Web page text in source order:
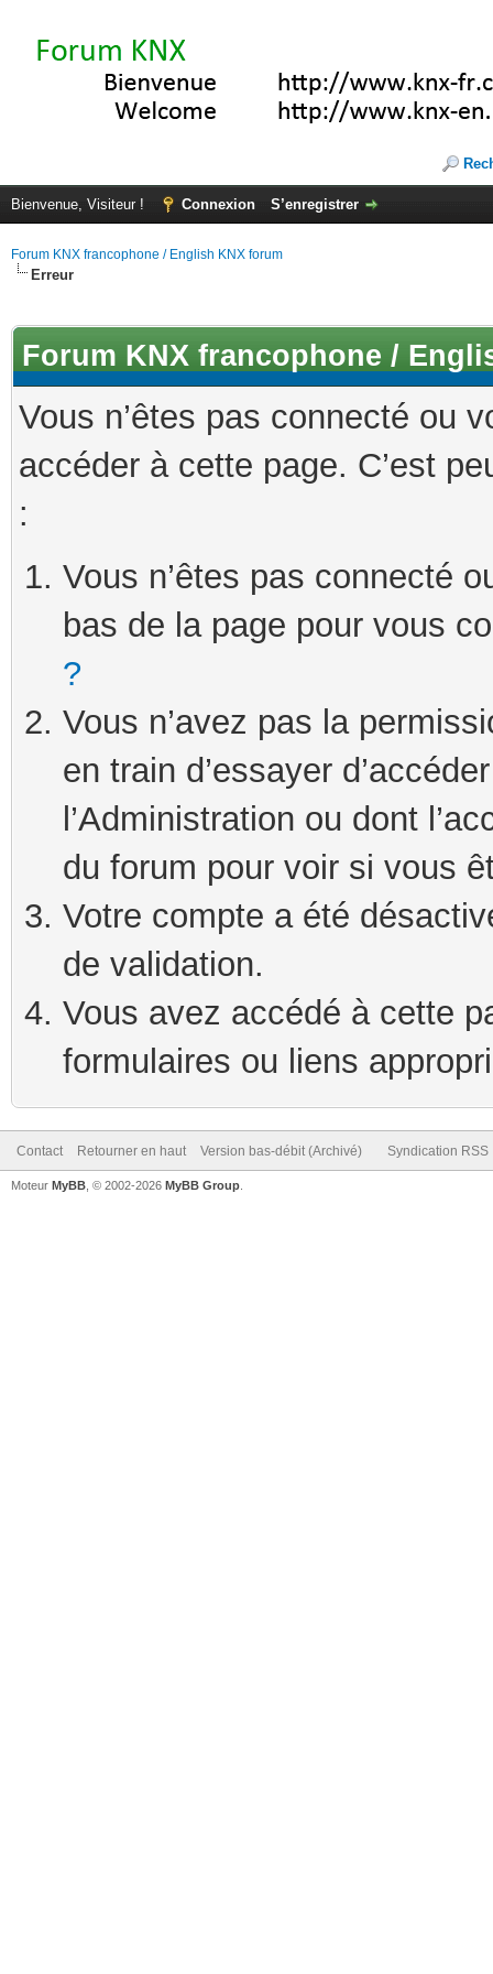
Bienvenue, Visiteur ! Connexion S’enregistrer
Forum KNX francophone / English KNX forum
Erreur
Forum KNX francophone /
Vous n’êtes pas connecté ou
accéder à cette page. C’est
:
Vous n’êtes pas connecté
bas de la page pour vous
?
Vous n’avez pas la
en train d’essayer
l’Administration ou dont
du forum pour voir si vous
Votre compte a été
de validation.
Vous avez accédé à cette
formulaires ou liens
Contact Retourner en haut Version bas-débit (Archivé) Syndication RSS
Moteur MyBB , © 2002-2026 MyBB Group